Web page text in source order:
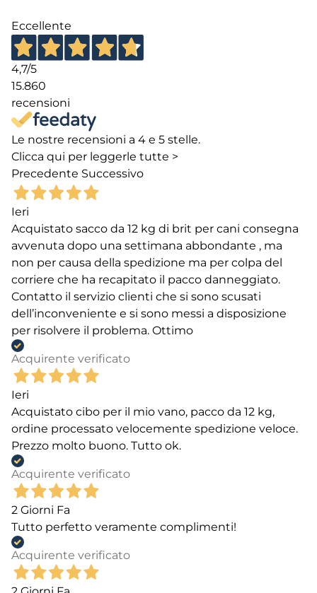
Eccellente
4,7/5
15.860
recensioni
Le nostre recensioni a 4 e 5 stelle.
Clicca qui per leggerle tutte >
Precedente Successivo
Ieri
Acquistato sacco da 12 kg di brit per cani consegna
avvenuta dopo una settimana abbondante , ma
non per causa della spedizione ma per colpa del
corriere che ha recapitato il pacco danneggiato.
Contatto il servizio clienti che si sono scusati
dell’inconveniente e si sono messi a disposizione
per risolvere il problema. Ottimo
Acquirente verificato
Ieri
Acquistato cibo per il mio vano, pacco da 12 kg,
ordine processato velocemente spedizione veloce.
Prezzo molto buono. Tutto ok.
Acquirente verificato
2 Giorni Fa
Tutto perfetto veramente complimenti!
Acquirente verificato